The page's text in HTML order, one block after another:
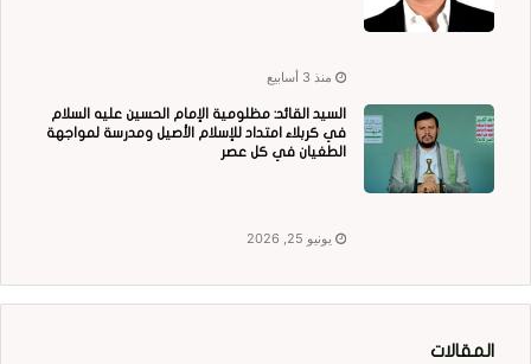
منذ 3 أسابيع
السيد القائد: مظلومية الإمام الحسين عليه السلام
في كربلاء امتداد للإسلام الأصيل ومدرسة لمواجهة
الطغيان في كل عصر
يونيو 25, 2026
المقالات